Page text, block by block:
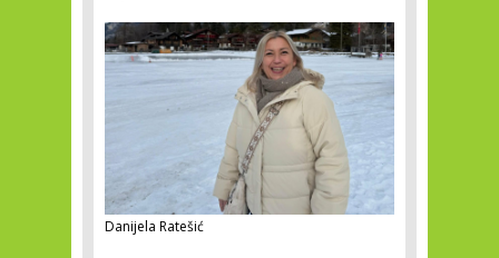
Danijela Ratešić